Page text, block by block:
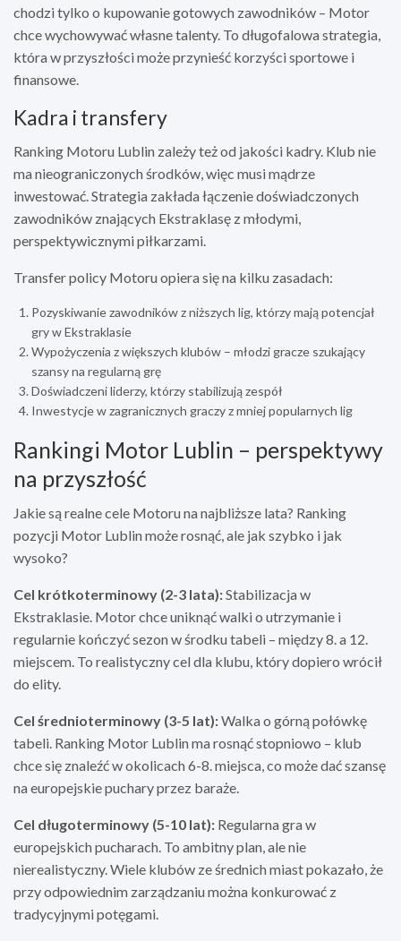
chodzi tylko o kupowanie gotowych zawodników – Motor
chce wychowywać własne talenty. To długofalowa strategia,
która w przyszłości może przynieść korzyści sportowe i
finansowe.
Kadra i transfery
Ranking Motoru Lublin zależy też od jakości kadry. Klub nie
ma nieograniczonych środków, więc musi mądrze
inwestować. Strategia zakłada łączenie doświadczonych
zawodników znających Ekstraklasę z młodymi,
perspektywicznymi piłkarzami.
Transfer policy Motoru opiera się na kilku zasadach:
Pozyskiwanie zawodników z niższych lig, którzy mają potencjał
gry w Ekstraklasie
Wypożyczenia z większych klubów – młodzi gracze szukający
szansy na regularną grę
Doświadczeni liderzy, którzy stabilizują zespół
Inwestycje w zagranicznych graczy z mniej popularnych lig
Rankingi Motor Lublin – perspektywy
na przyszłość
Jakie są realne cele Motoru na najbliższe lata? Ranking
pozycji Motor Lublin może rosnąć, ale jak szybko i jak
wysoko?
Cel krótkoterminowy (2-3 lata):Stabilizacja w
Ekstraklasie. Motor chce uniknąć walki o utrzymanie i
regularnie kończyć sezon w środku tabeli – między 8. a 12.
miejscem. To realistyczny cel dla klubu, który dopiero wrócił
do elity.
Cel średnioterminowy (3-5 lat):Walka o górną połówkę
tabeli. Ranking Motor Lublin ma rosnąć stopniowo – klub
chce się znaleźć w okolicach 6-8. miejsca, co może dać szansę
na europejskie puchary przez baraże.
Cel długoterminowy (5-10 lat): Regularna gra w
europejskich pucharach. To ambitny plan, ale nie
nierealistyczny. Wiele klubów ze średnich miast pokazało, że
przy odpowiednim zarządzaniu można konkurować z
tradycyjnymi potęgami.